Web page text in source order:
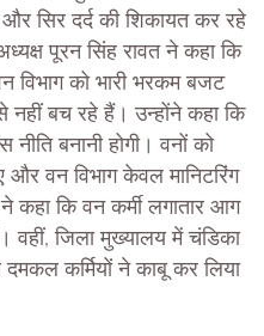
सिर दर्द की शिकायत कर रहे
पूरन सिंह रावत ने कहा कि
विभाग को भारी भरकम बजट
बच रहे हैं। उन्होंने कहा कि
बनानी होगी। वनों को
और वन विभाग केवल मानिटरिंग
कहा कि वन कर्मी लगातार आग
वहीं, जिला मुख्यालय में चंडिका
कर्मियों ने काबू कर लिया